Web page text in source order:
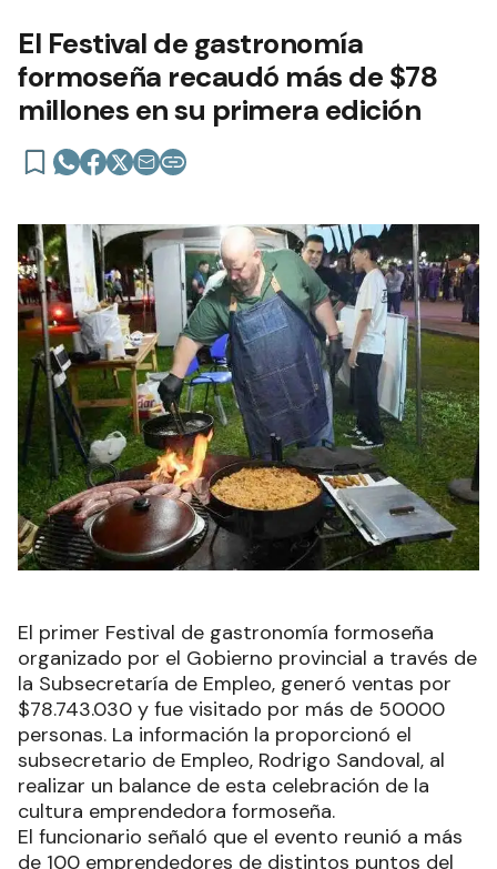
El Festival de gastronomía
formoseña recaudó más de $78
millones en su primera edición
El primer Festival de gastronomía formoseña
organizado por el Gobierno provincial a través de
la Subsecretaría de Empleo, generó ventas por
$78.743.030 y fue visitado por más de 50000
personas. La información la proporcionó el
subsecretario de Empleo, Rodrigo Sandoval, al
realizar un balance de esta celebración de la
cultura emprendedora formoseña.
El funcionario señaló que el evento reunió a más
de 100 emprendedores de distintos puntos del